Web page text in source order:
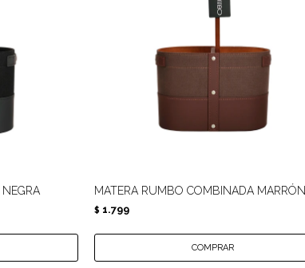
MATERA RUMBO COMBINADA MARRÓN
$ 1.799